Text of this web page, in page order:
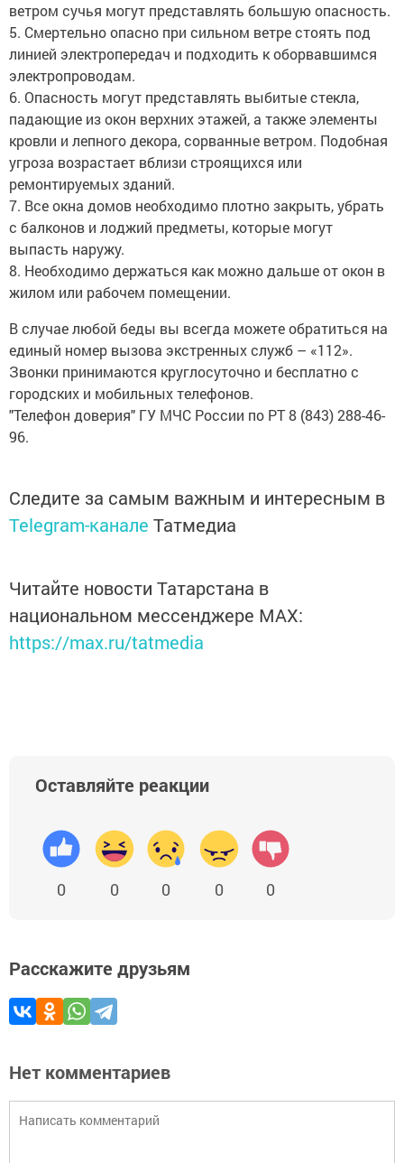
ветром сучья могут представлять большую опасность.
5. Смертельно опасно при сильном ветре стоять под
линией электропередач и подходить к оборвавшимся
электропроводам.
6. Опасность могут представлять выбитые стекла,
падающие из окон верхних этажей, а также элементы
кровли и лепного декора, сорванные ветром. Подобная
угроза возрастает вблизи строящихся или
ремонтируемых зданий.
7. Все окна домов необходимо плотно закрыть, убрать
с балконов и лоджий предметы, которые могут
выпасть наружу.
8. Необходимо держаться как можно дальше от окон в
жилом или рабочем помещении.
В случае любой беды вы всегда можете обратиться на
единый номер вызова экстренных служб – «112».
Звонки принимаются круглосуточно и бесплатно с
городских и мобильных телефонов.
"Телефон доверия" ГУ МЧС России по РТ 8 (843) 288-46-
96.
Следите за самым важным и интересным в
Telegram-канале Татмедиа
Читайте новости Татарстана в
национальном мессенджере MАХ:
https://max.ru/tatmedia
Оставляйте реакции
0 0 0 0 0
Расскажите друзьям
Нет комментариев